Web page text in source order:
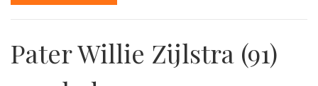
Pater Willie Zijlstra (91)